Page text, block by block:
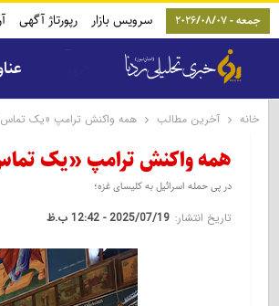
جمعه - 2026/08/07 سرویس بازار رپورتاژ آگهی
خانه آخرین مطالب همه واکنش ترامپ «یک تماس
همه واکنش ترامپ «یک
در پی حمله اسرائیل به کلیسای غزه؛
تاریخ انتشار: 2025/07/19 - 12:42 ب.ظ